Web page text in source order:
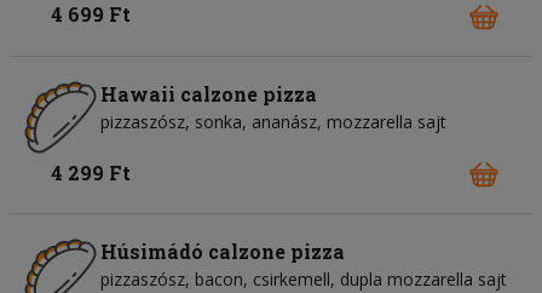
4 699 Ft
Hawaii calzone pizza
pizzaszósz sonka ananász mozzarella sajt
4 299 Ft
Húsimádó calzone pizza
pizzaszósz bacon csirkemell dupla mozzarella sajt